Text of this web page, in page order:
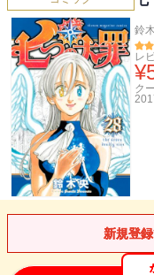
鈴
レ
¥
ク
新規登